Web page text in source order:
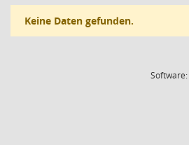
Keine Daten gefunden.
Software: